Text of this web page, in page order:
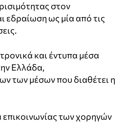
στον
εδραίωση ως μία από τις
και έντυπα μέσα
Ελλάδα,
των μέσων που διαθέτει η
των χορηγών